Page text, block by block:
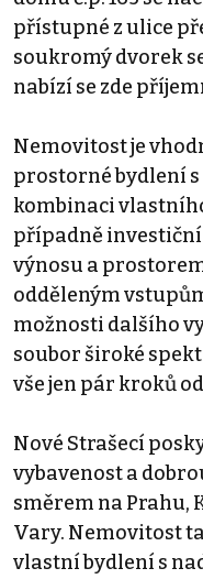
přístupné z ulice
soukromý dvorek
nabízí se zde
Nemovitost je
prostorné bydlení
kombinaci
případně
výnosu a
odděleným
možnosti dalšího
soubor široké
vše jen pár kroků
Nové Strašecí
vybavenost a
směrem na Prahu,
Vary. Nemovitost
vlastní bydlení s